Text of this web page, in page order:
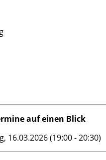
auf einen Blick
16.03.2026 (19:00 - 20:30)